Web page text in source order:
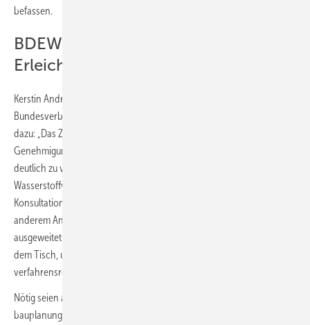
befassen.
BDEW: materiellrechtliche
Erleichterungen nötig
Kerstin Andreae, Vorsitzende der Hauptgeschäftsführung des
Bundesverbandes der Energie- und Wasserwirtschaft (BDEW), sagt
dazu: „Das Ziel des Wasserstoff-Beschleunigungsgesetzes,
Genehmigungsverfahren für Wasserstoffinfrastrukturen und -anlagen
deutlich zu verkürzen, ist ein wichtiger Schritt für den Hochlauf der
Wasserstoffwirtschaft. Die Bundesregierung hat die in der
Konsultation formulierte Kritik in weiten Teilen aufgegriffen und unter
anderem Anwendungsbereich als auch Fristen sinnvollerweise
ausgeweitet. Mit diesen Änderungen liegt ein geeigneter Vorschlag auf
dem Tisch, um Infrastruktur und Erzeugung zumindest
verfahrensrechtlich voranzubringen.“
Nötig seien aber auch „materiellrechtliche Erleichterungen“, wie eine
bauplanungsrechtliche Privilegierung. klare Vorgaben zum